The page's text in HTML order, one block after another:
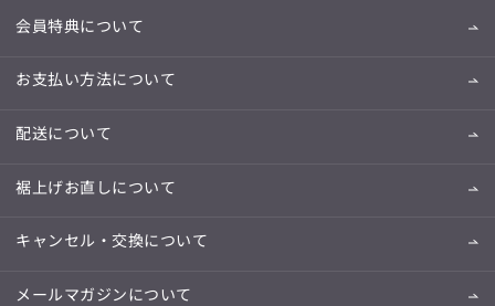
会員特典について
お支払い方法について
配送について
裾上げお直しについて
キャンセル・交換について
メールマガジンについて